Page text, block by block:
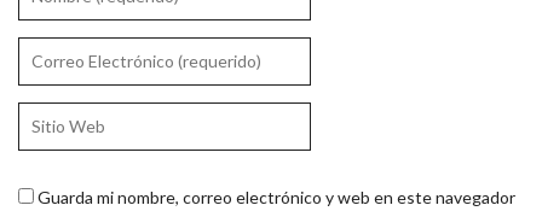
Guarda mi nombre, correo electrónico y web en este navegador